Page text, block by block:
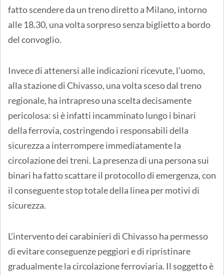
fatto scendere da un treno diretto a Milano, intorno
alle 18.30, una volta sorpreso senza biglietto a bordo
del convoglio.
Invece di attenersi alle indicazioni ricevute, l’uomo,
alla stazione di Chivasso, una volta sceso dal treno
regionale, ha intrapreso una scelta decisamente
pericolosa: si è infatti incamminato lungo i binari
della ferrovia, costringendo i responsabili della
sicurezza a interrompere immediatamente la
circolazione dei treni. La presenza di una persona sui
binari ha fatto scattare il protocollo di emergenza, con
il conseguente stop totale della linea per motivi di
sicurezza.
L’intervento dei carabinieri di Chivasso ha permesso
di evitare conseguenze peggiori e di ripristinare
gradualmente la circolazione ferroviaria. Il soggetto è